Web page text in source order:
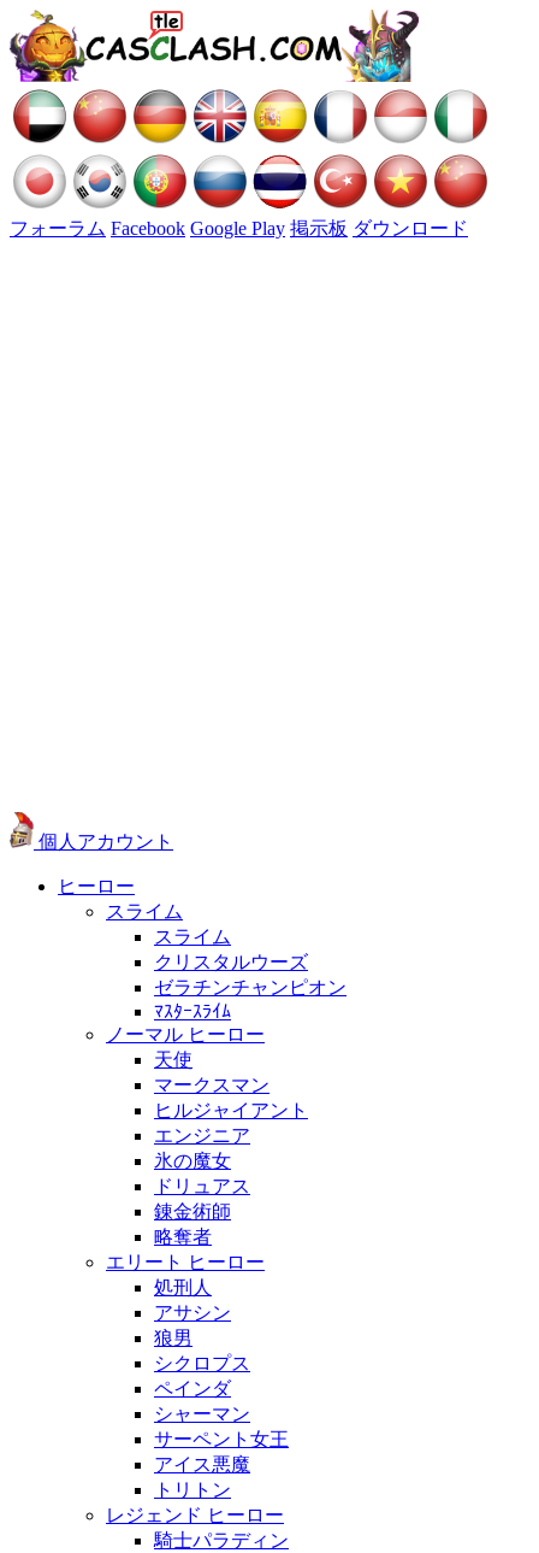
フォーラム Facebook Google Play 掲示板 ダウンロード
個人アカウント
ヒーロー
スライム
スライム
クリスタルウーズ
ゼラチンチャンピオン
ﾏｽﾀｰｽﾗｲﾑ
ノーマル ヒーロー
天使
マークスマン
ヒルジャイアント
エンジニア
氷の魔女
ドリュアス
錬金術師
略奪者
エリート ヒーロー
処刑人
アサシン
狼男
シクロプス
ペインダ
シャーマン
サーペント女王
アイス悪魔
トリトン
レジェンド ヒーロー
騎士パラディン